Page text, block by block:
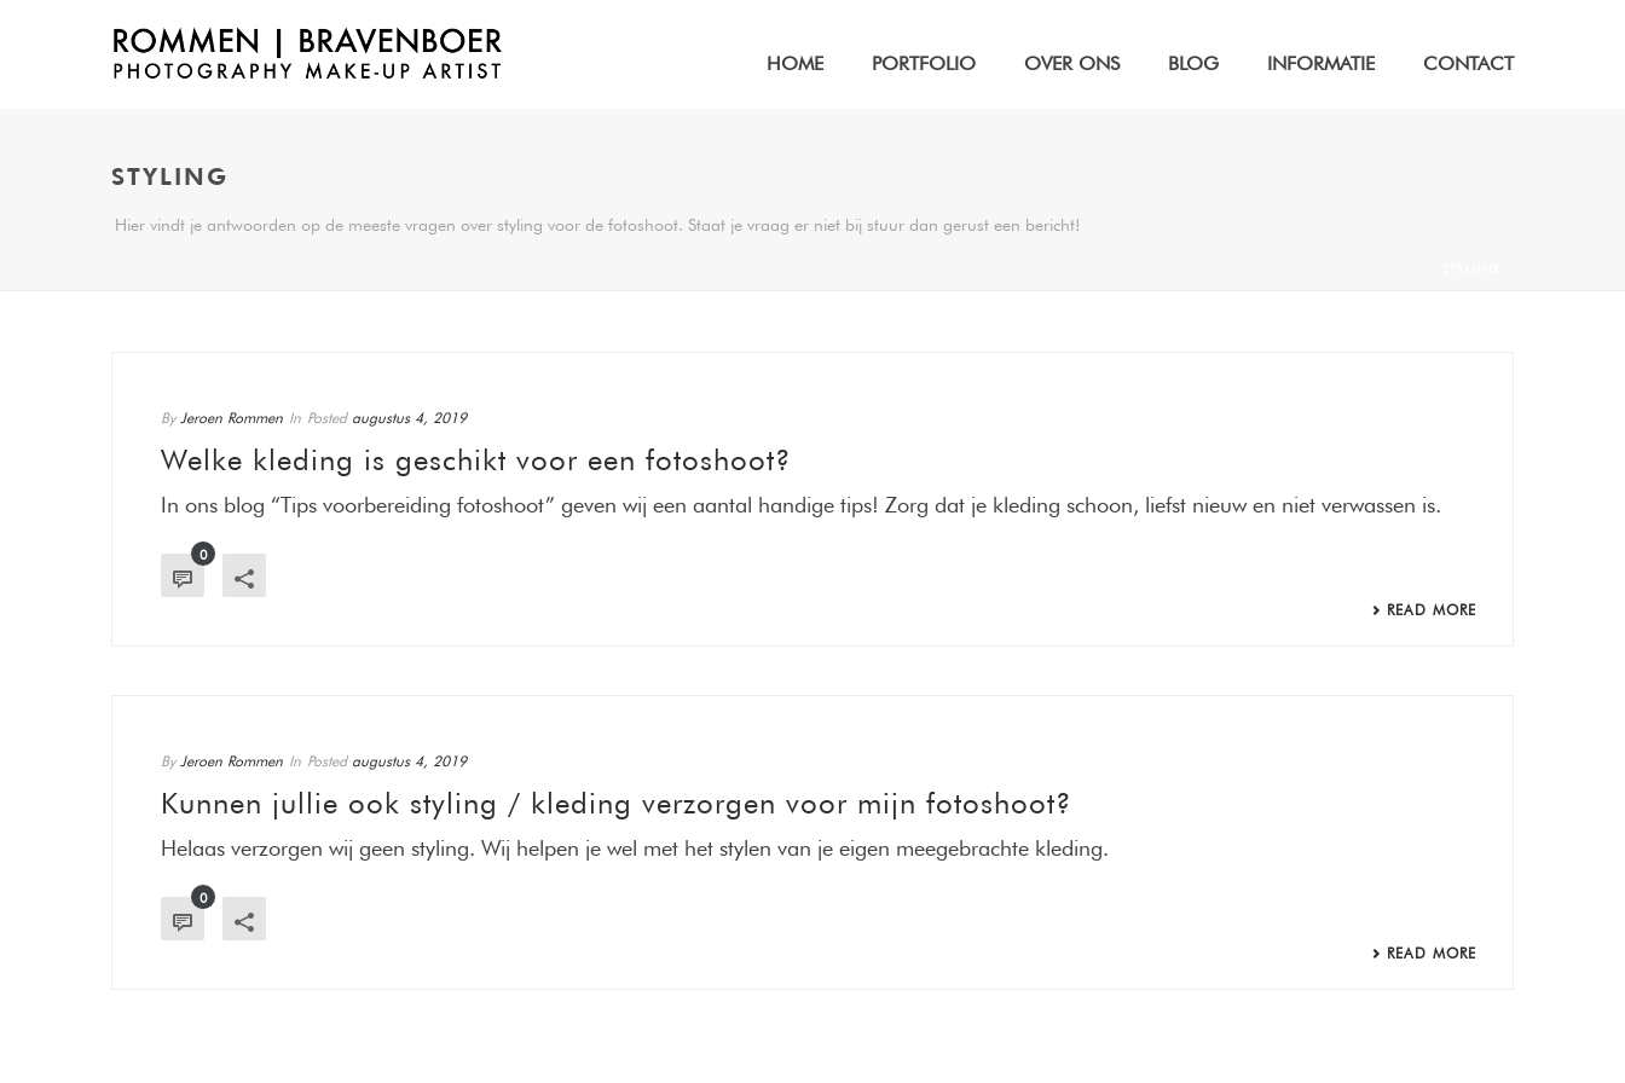
HOME PORTFOLIO OVER ONS BLOG INFORMATIE CONTACT
STYLING
Hier vindt je antwoorden op de meeste vragen over styling voor de fotoshoot. Staat je vraag er niet bij stuur dan gerust een bericht!
By Jeroen Rommen In Posted augustus 4, 2019
Welke kleding is geschikt voor een fotoshoot?
In ons blog “Tips voorbereiding fotoshoot” geven wij een aantal handige tips! Zorg dat je kleding schoon, liefst nieuw en niet verwassen is.
0
READ MORE
By Jeroen Rommen In Posted augustus 4, 2019
Kunnen jullie ook styling / kleding verzorgen voor mijn fotoshoot?
Helaas verzorgen wij geen styling. Wij helpen je wel met het stylen van je eigen meegebrachte kleding.
0
READ MORE